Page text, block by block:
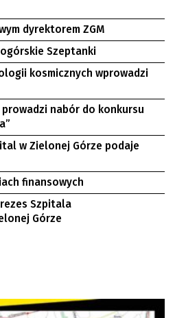
dyrektorem ZGM
Szeptanki
kosmicznych wprowadzi
prowadzi nabór do konkursu
w Zielonej Górze podaje
finansowych
Szpitala
Górze